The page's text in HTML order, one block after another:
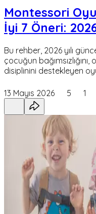
Montessori
İyi 7 Öneri:
Bu rehber, 2026 yılı
çocuğun
disiplinini destekleyen
13 Mayıs 2026 5 1